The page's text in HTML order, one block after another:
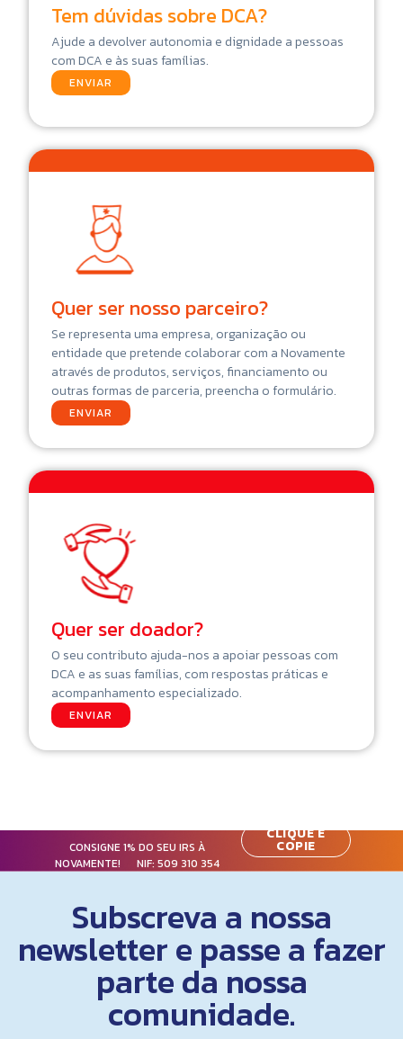
Tem dúvidas sobre DCA?
Ajude a devolver autonomia e dignidade a pessoas
com DCA e às suas famílias.
ENVIAR
Quer ser nosso parceiro?
Se representa uma empresa, organização ou
entidade que pretende colaborar com a Novamente
através de produtos, serviços, financiamento ou
outras formas de parceria, preencha o formulário.
ENVIAR
Quer ser doador?
O seu contributo ajuda-nos a apoiar pessoas com
DCA e as suas famílias, com respostas práticas e
acompanhamento especializado.
ENVIAR
CONSIGNE 1% DO SEU IRS À
NOVAMENTE! NIF:509 310 354
CLIQUE E
COPIE
Subscreva a nossa
newsletter e passe a fazer
parte da nossa
comunidade.